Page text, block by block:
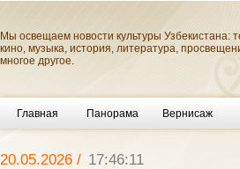
Мы освещаем новости культуры Узбекистана:
кино, музыка, история, литература,
многое другое.
Главная Панорама Вернисаж
20.05.2026 / 17:46:11